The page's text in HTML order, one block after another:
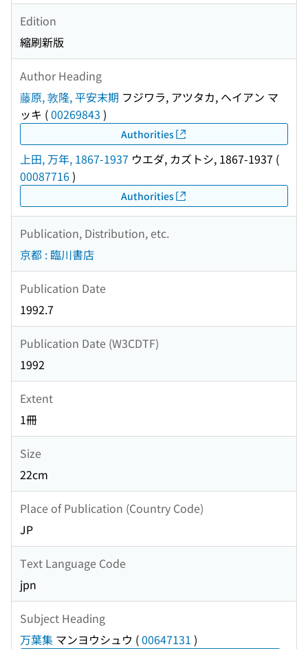
Edition
縮刷新版
Author Heading
藤原, 敦隆, 平安末期 フジワラ, アツタカ, ヘイアン マ
ッキ (00269843 )
Authorities
上田, 万年, 1867-1937 ウエダ, カズトシ, 1867-1937 (
00087716)
Authorities
Publication, Distribution, etc.
京都 : 臨川書店
Publication Date
1992.7
Publication Date (W3CDTF)
1992
Extent
1冊
Size
22cm
Place of Publication (Country Code)
JP
Text Language Code
jpn
Subject Heading
万葉集 マンヨウシュウ (00647131 )